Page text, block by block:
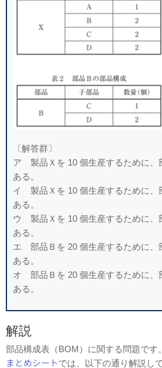
〔解答群〕
ア 製品Ｘを 10 個生産するために、
ある。
イ 製品Ｘを 10 個生産するために、
ある。
ウ 製品Ｘを 10 個生産するために、
ある。
エ 部品Ｂを 20 個生産するために、
ある。
オ 部品Ｂを 20 個生産するために、
ある。
解説
部品構成表（BOM）に関する問題です。
まとめシートでは、以下の通り解説し